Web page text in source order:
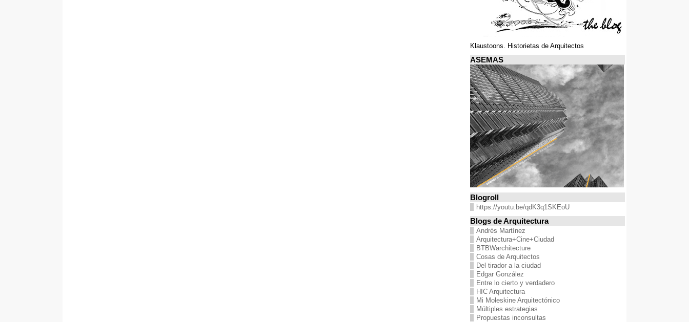
Klaustoons. Historietas de Arquitectos
ASEMAS
Blogroll
https://youtu.be/qdK3q1SKEoU
Blogs de Arquitectura
Andrés Martínez
Arquitectura+Cine+Ciudad
BTBWarchitecture
Cosas de Arquitectos
Del tirador a la ciudad
Edgar González
Entre lo cierto y verdadero
HIC Arquitectura
Mi Moleskine Arquitectónico
Múltiples estrategias
Propuestas inconsultas